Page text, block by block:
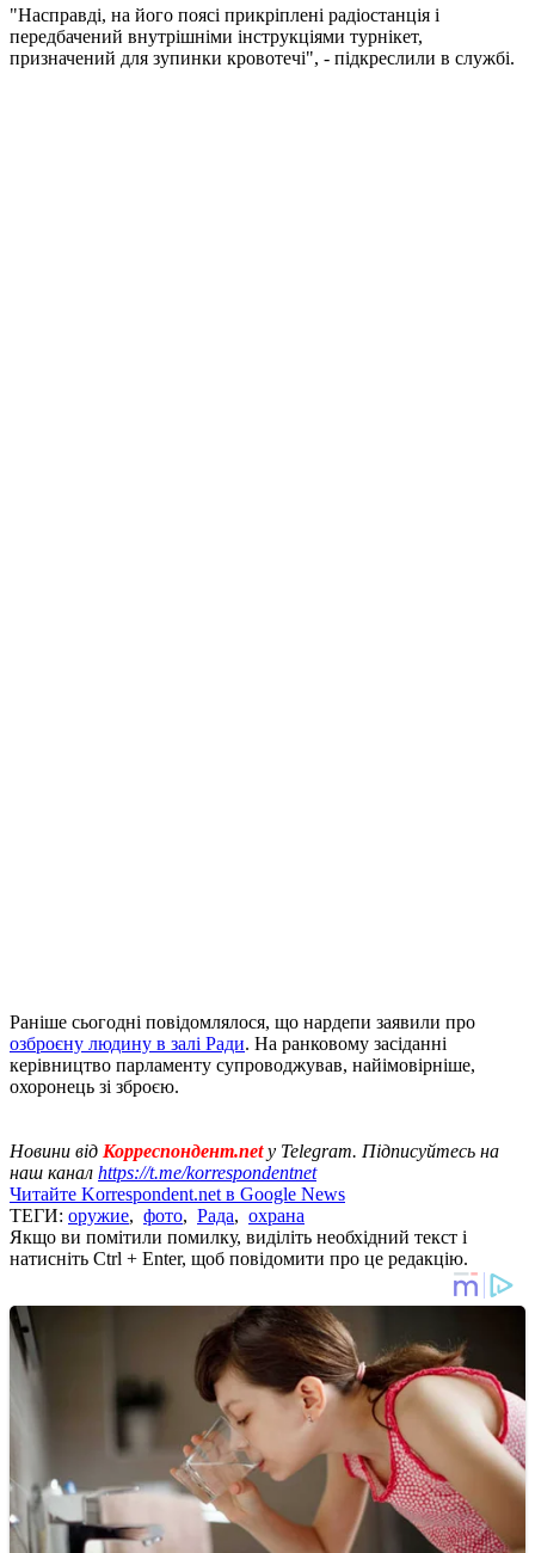
"Насправді, на його поясі прикріплені радіостанція і
передбачений внутрішніми інструкціями турнікет,
призначений для зупинки кровотечі", - підкреслили в службі.
Раніше сьогодні повідомлялося, що нардепи заявили про
озброєну людину в залі Ради. На ранковому засіданні
керівництво парламенту супроводжував, найімовірніше,
охоронець зі зброєю.
Новини від Корреспондент.net у Telegram. Підписуйтесь на
наш канал https://t.me/korrespondentnet
Читайте Korrespondent.net в Google News
ТЕГИ: оружие, фото, Рада, охрана
Якщо ви помітили помилку, виділіть необхідний текст і
натисніть Ctrl + Enter, щоб повідомити про це редакцію.